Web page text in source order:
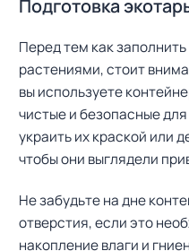
Подготовка
Перед тем как
растениями, стоит
вы используете
чистые и безопасные
украить их краской или
чтобы они выглядели
Не забудьте на дне
отверстия, если это
накопление влаги и